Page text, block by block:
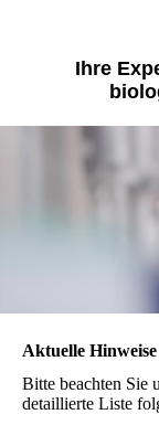
Ihre
Aktuelle Hinweise
Bitte beachten
detaillierte Liste